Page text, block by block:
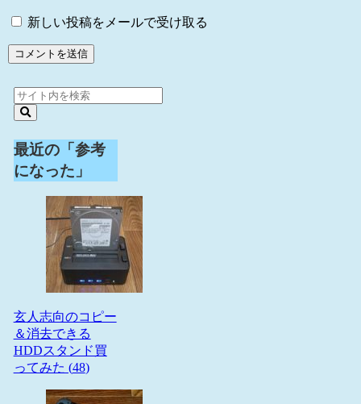
新しい投稿をメールで受け取る
最近の「参考
になった」
玄人志向のコピー
＆消去できる
HDDスタンド買
ってみた (48)